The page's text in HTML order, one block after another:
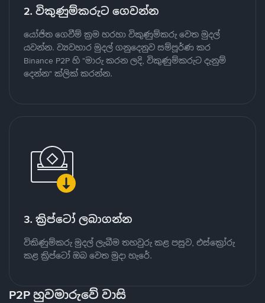
2. විකුණුම්කරුට ගෙවන්න
යෝජිත ගෙවීම් ක්‍රම හරහා විකුණුම්කරු වෙත මුදල්
යවන්න. ව්‍යවහාර මුදල් ගනුදෙනුව සම්පූර්ණ කර
Binance P2P හි "මාරු කරන ලදි, විකුණුම්කරුට දැනුම්
දෙන්න" ක්ලික් කරන්න.
3. ක්‍රිප්ටෝ ලබාගන්න
විකිණුම්කරු මුදල් ලැබීම තහවුරු කළ පසුව, එස්ක්‍රෝරු
කළ ක්‍රිප්ටෝ ඔබ වෙත මුදා හැරේ.
P2P හුවමාරුවේ වාසි